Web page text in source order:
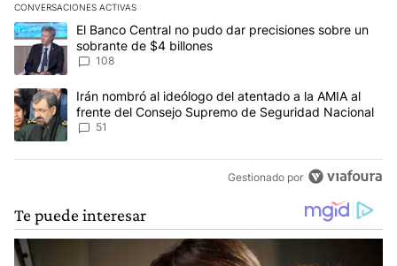
CONVERSACIONES ACTIVAS
Este listado muestra los artículos con más comentarios en los
Un artículo de tendencia con el título "El Banco Central no pudo
El Banco Central no pudo dar precisiones sobre un
sobrante de $4 billones
108
Un artículo de tendencia con el título "Irán nombró al ideólogo
Irán nombró al ideólogo del atentado a la AMIA al
frente del Consejo Supremo de Seguridad Nacional
51
Gestionado por